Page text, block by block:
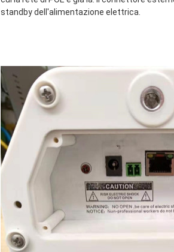
standby dell'alimentazione elettrica.